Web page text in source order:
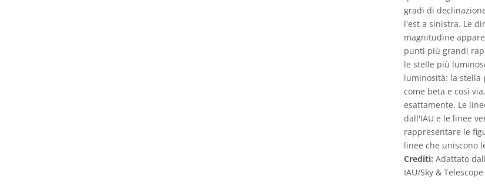
gradi di
l'est a sinistra. Le
magnitudine
punti più grandi
le stelle più
luminosità: la stella
come beta e così
esattamente. Le
dall'IAU e le linee
rappresentare le
linee che uniscono
Crediti: Adattato
IAU/Sky & Telescope